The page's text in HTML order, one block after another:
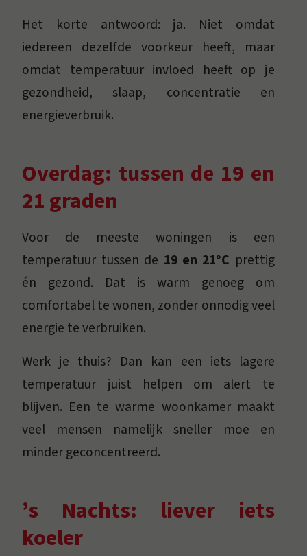
Het korte antwoord: ja. Niet omdat
iedereen dezelfde voorkeur heeft, maar
omdat temperatuur invloed heeft op je
gezondheid, slaap, concentratie en
energieverbruik.
Overdag: tussen de 19 en
21 graden
Voor de meeste woningen is een
temperatuur tussen de 19 en 21°C prettig
én gezond. Dat is warm genoeg om
comfortabel te wonen, zonder onnodig veel
energie te verbruiken.
Werk je thuis? Dan kan een iets lagere
temperatuur juist helpen om alert te
blijven. Een te warme woonkamer maakt
veel mensen namelijk sneller moe en
minder geconcentreerd.
’s Nachts: liever iets
koeler